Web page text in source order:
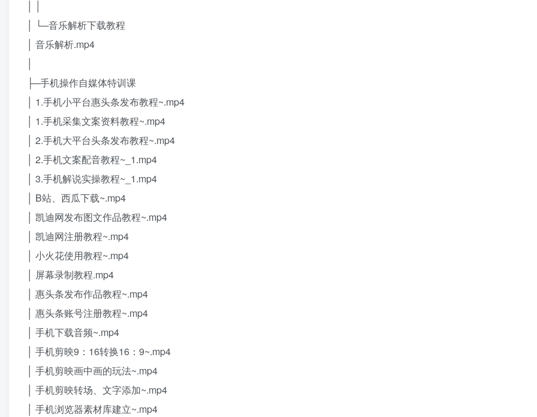
│ └─音乐解析下载教程
│ 音乐解析.mp4
├─手机操作自媒体特训课
│ 1.手机小平台惠头条发布教程~.mp4
│ 1.手机采集文案资料教程~.mp4
│ 2.手机大平台头条发布教程~.mp4
│ 2.手机文案配音教程~_1.mp4
│ 3.手机解说实操教程~_1.mp4
│ B站、西瓜下载~.mp4
│ 凯迪网发布图文作品教程~.mp4
│ 凯迪网注册教程~.mp4
│ 小火花使用教程~.mp4
│ 屏幕录制教程.mp4
│ 惠头条发布作品教程~.mp4
│ 惠头条账号注册教程~.mp4
│ 手机下载音频~.mp4
│ 手机剪映9：16转换16：9~.mp4
│ 手机剪映画中画的玩法~.mp4
│ 手机剪映转场、文字添加~.mp4
│ 手机浏览器素材库建立~.mp4